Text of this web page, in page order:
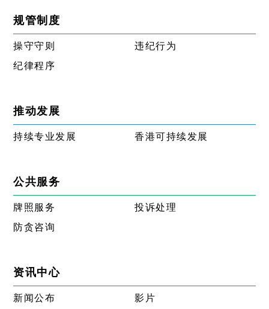
规管制度
操守守则
违纪行为
纪律程序
推动发展
持续专业发展 香港可持续发展
公共服务
牌照服务
投诉处理
防贪咨询
资讯中心
新闻公布
影片